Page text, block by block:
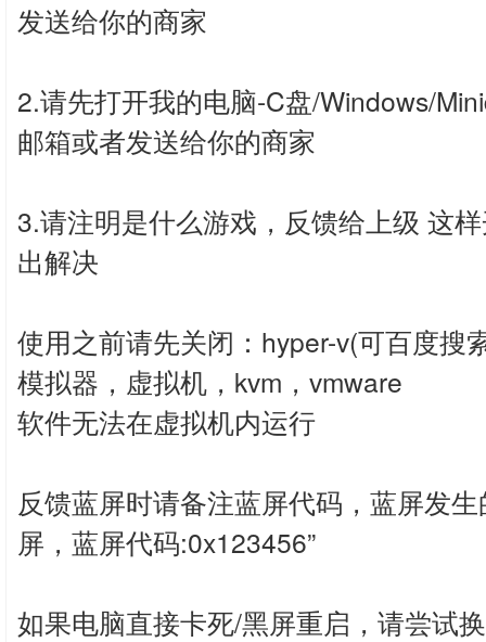
发送给你的商家
2.请先打开我的电脑-C盘/Windows/
邮箱或者发送给你的商家
3.请注明是什么游戏，反馈给上级 这
出解决
使用之前请先关闭：hyper-v(可百度搜
模拟器，虚拟机，kvm，vmware
软件无法在虚拟机内运行
反馈蓝屏时请备注蓝屏代码，蓝屏发
屏，蓝屏代码:0x123456”
如果电脑直接卡死/黑屏重启，请尝试